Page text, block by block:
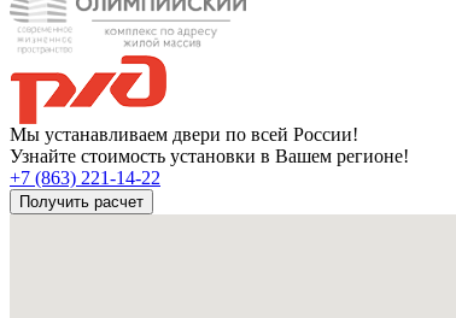
Мы устанавливаем двери по всей России!
Узнайте стоимость установки в Вашем регионе!
+7 (863) 221-14-22
Получить расчет